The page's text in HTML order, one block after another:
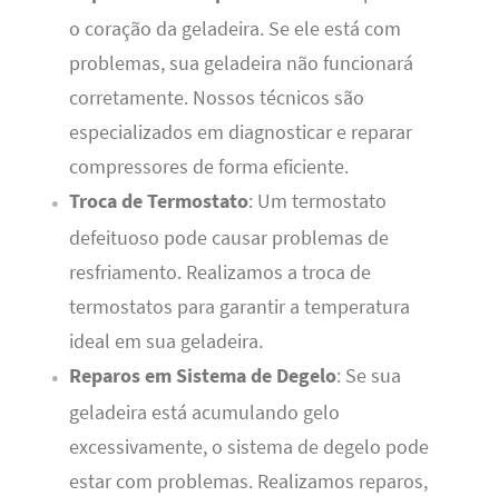
o coração da geladeira. Se ele está com
problemas, sua geladeira não funcionará
corretamente. Nossos técnicos são
especializados em diagnosticar e reparar
compressores de forma eficiente.
Troca de Termostato: Um termostato
defeituoso pode causar problemas de
resfriamento. Realizamos a troca de
termostatos para garantir a temperatura
ideal em sua geladeira.
Reparos em Sistema de Degelo: Se sua
geladeira está acumulando gelo
excessivamente, o sistema de degelo pode
estar com problemas. Realizamos reparos,